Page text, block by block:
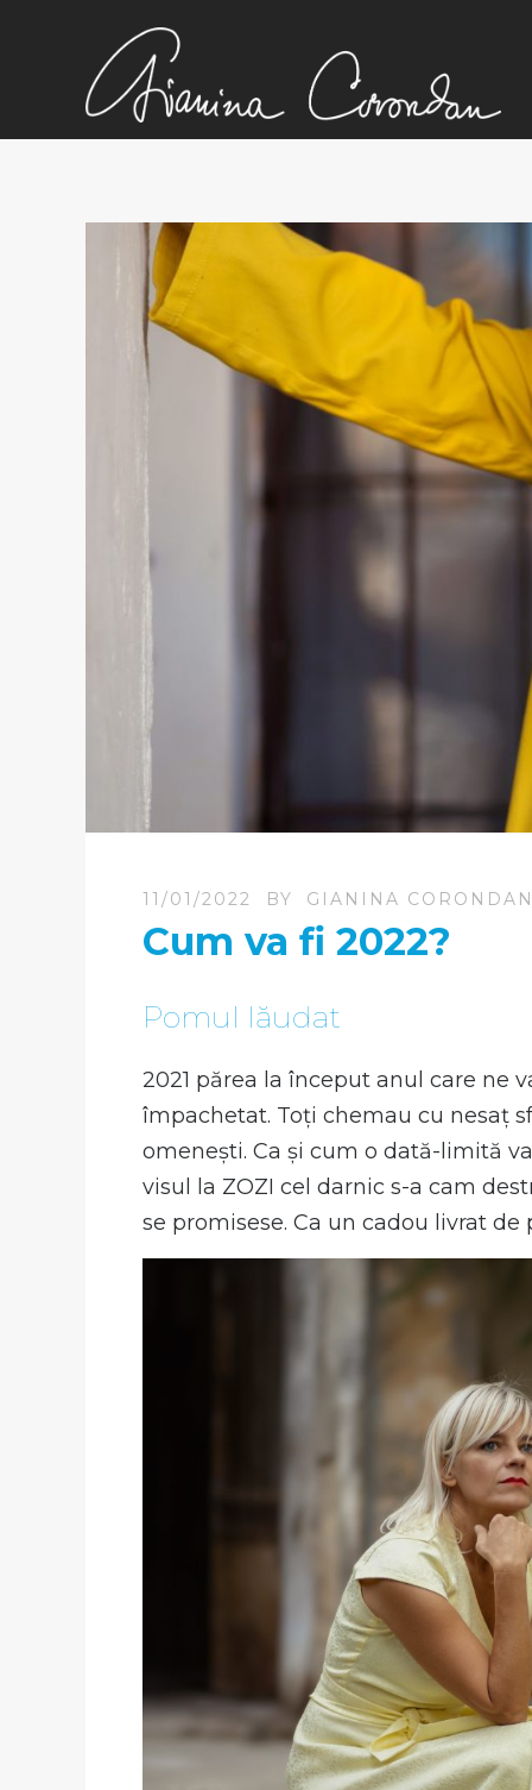
11/01/2022 BY GIANINA
Cum va fi 2022?
Pomul lăudat
2021 părea la început anul care ne
împachetat. Toți chemau cu nesaț
omenești. Ca și cum o dată-limită
visul la ZOZI cel darnic s-a cam
se promisese. Ca un cadou livrat de